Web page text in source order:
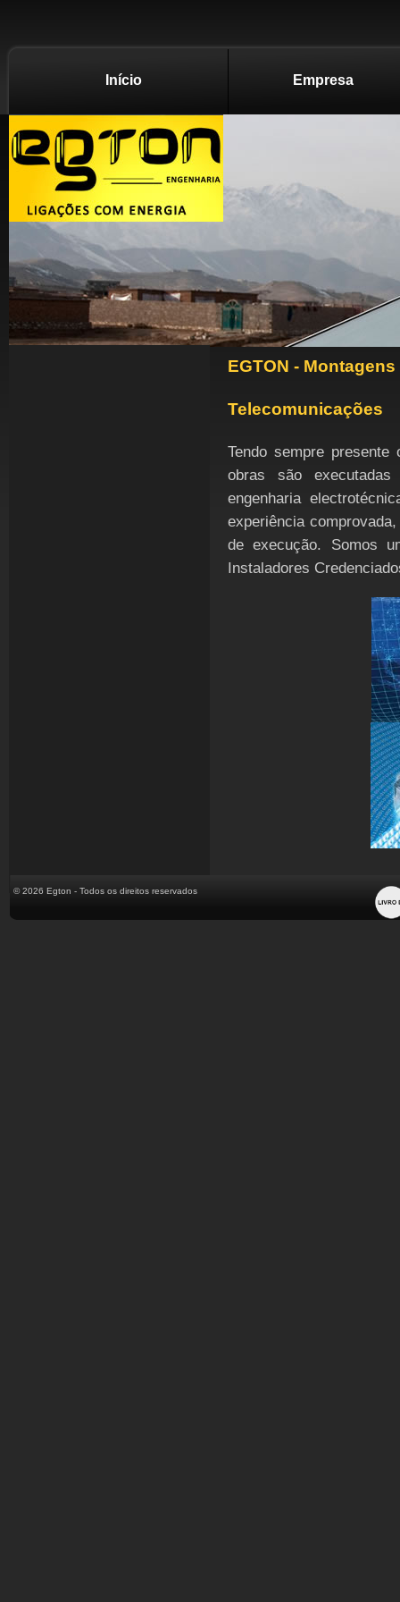
Início Empresa
EGTON - Montagens
Telecomunicações
Tendo sempre
obras são
engenharia
experiência
de execução. Somos
Instaladores
© 2026 Egton - Todos os direitos reservados